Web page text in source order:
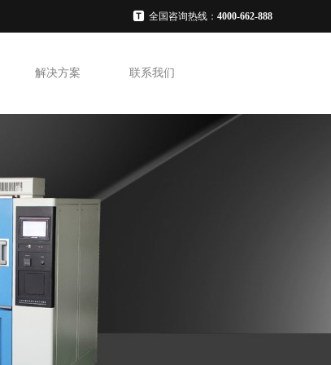
全国咨询热线： 4000-662-888
解决方案 联系我们